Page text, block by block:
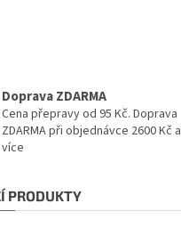
Doprava ZDARMA
Cena přepravy od 95 Kč. Doprava
ZDARMA při objednávce 2600 Kč a
více
PRODUKTY